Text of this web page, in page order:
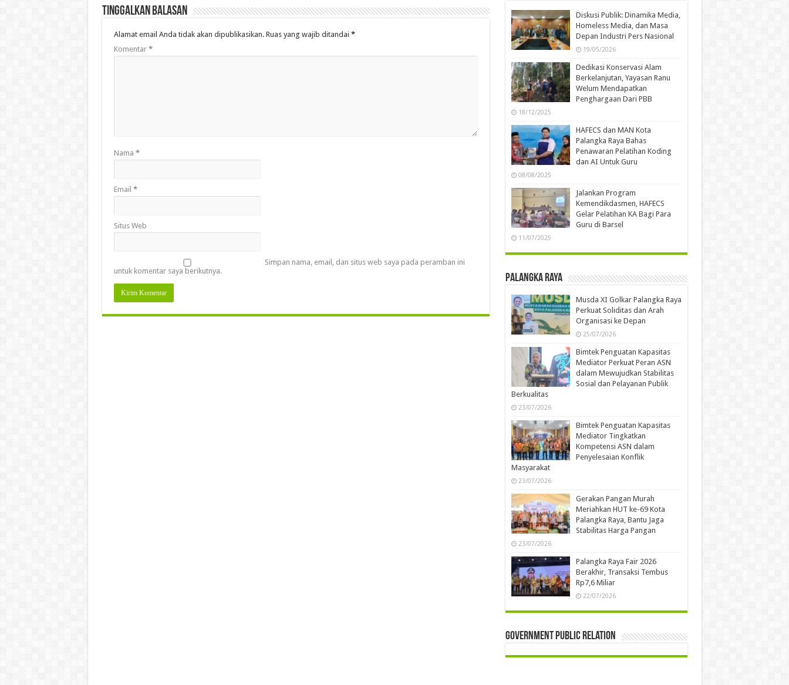
Tinggalkan Balasan
Alamat email Anda tidak akan dipublikasikan. Ruas yang wajib ditandai *
Komentar *
Nama *
Email *
Situs Web
Simpan nama, email, dan situs web saya pada peramban ini
untuk komentar saya berikutnya.
Diskusi Publik: Dinamika Media,
Homeless Media, dan Masa
Depan Industri Pers Nasional
19/05/2026
Dedikasi Konservasi Alam
Berkelanjutan, Yayasan Ranu
Welum Mendapatkan
Penghargaan Dari PBB
18/12/2025
HAFECS dan MAN Kota
Palangka Raya Bahas
Penawaran Pelatihan Koding
dan AI Untuk Guru
08/08/2025
Jalankan Program
Kemendikdasmen, HAFECS
Gelar Pelatihan KA Bagi Para
Guru di Barsel
11/07/2025
Palangka Raya
Musda XI Golkar Palangka Raya
Perkuat Soliditas dan Arah
Organisasi ke Depan
25/07/2026
Bimtek Penguatan Kapasitas
Mediator Perkuat Peran ASN
dalam Mewujudkan Stabilitas
Sosial dan Pelayanan Publik
Berkualitas
23/07/2026
Bimtek Penguatan Kapasitas
Mediator Tingkatkan
Kompetensi ASN dalam
Penyelesaian Konflik
Masyarakat
23/07/2026
Gerakan Pangan Murah
Meriahkan HUT ke-69 Kota
Palangka Raya, Bantu Jaga
Stabilitas Harga Pangan
23/07/2026
Palangka Raya Fair 2026
Berakhir, Transaksi Tembus
Rp7,6 Miliar
22/07/2026
Government Public Relation